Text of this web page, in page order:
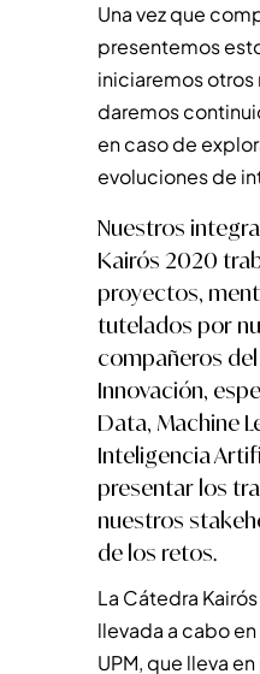
Una vez que
presentemos
iniciaremos otros
daremos
en caso de
evoluciones de
Nuestros
Kairós 2020
proyectos,
tutelados por
compañeros del
Innovación,
Data, Machine
Inteligencia
presentar los
nuestros
de los retos.
La Cátedra
llevada a cabo
UPM, que lleva